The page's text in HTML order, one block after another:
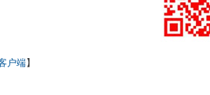
户端】